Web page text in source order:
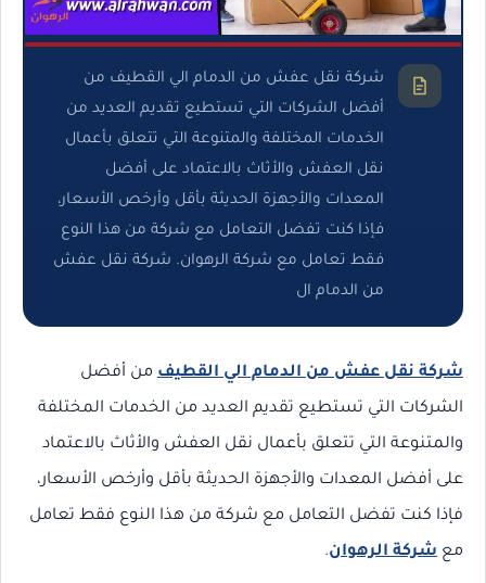
شركة نقل عفش من الدمام الي القطيف من
أفضل الشركات التي تستطيع تقديم العديد من
الخدمات المختلفة والمتنوعة التي تتعلق بأعمال
نقل العفش والأثاث بالاعتماد على أفضل
المعدات والأجهزة الحديثة بأقل وأرخص الأسعار،
فإذا كنت تفضل التعامل مع شركة من هذا النوع
فقط تعامل مع شركة الرهوان. شركة نقل عفش
من الدمام ال
شركة نقل عفش من الدمام الي القطيف من أفضل
الشركات التي تستطيع تقديم العديد من الخدمات المختلفة
والمتنوعة التي تتعلق بأعمال نقل العفش والأثاث بالاعتماد
على أفضل المعدات والأجهزة الحديثة بأقل وأرخص الأسعار،
فإذا كنت تفضل التعامل مع شركة من هذا النوع فقط تعامل
مع شركة الرهوان.